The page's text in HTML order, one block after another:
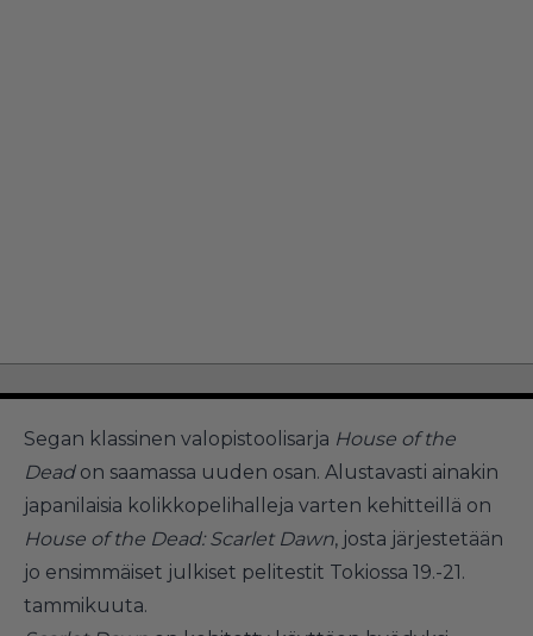
Segan klassinen valopistoolisarja House of the
Deadon saamassa uuden osan. Alustavasti ainakin
japanilaisia kolikkopelihalleja varten kehitteillä on
House of the Dead: Scarlet Dawn, josta järjestetään
jo ensimmäiset julkiset pelitestit Tokiossa 19.-21.
tammikuuta.